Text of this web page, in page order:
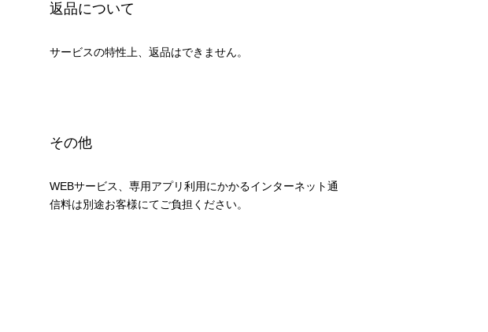
返品について
サービスの特性上、返品はできません。
その他
WEBサービス、専用アプリ利用にかかるインターネット通
信料は別途お客様にてご負担ください。